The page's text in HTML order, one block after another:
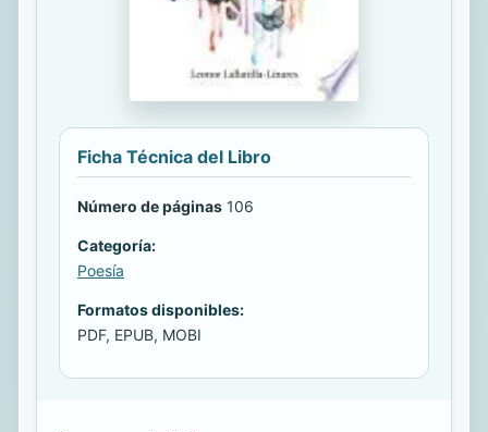
Ficha Técnica del Libro
Número de páginas 106
Categoría:
Poesía
Formatos disponibles:
PDF, EPUB, MOBI